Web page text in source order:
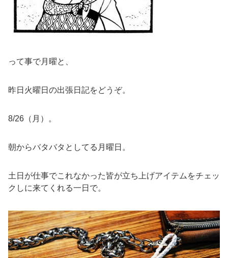
って事で月曜と、
昨日火曜日の出張日記をどうぞ。
8/26（月）。
朝からバタバタとしてる月曜日。
土日が仕事でこれなかった皆が立ち上げアイテムをチェッ
クしに来てくれる一日で。